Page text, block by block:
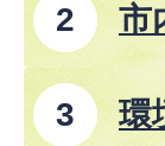
市
8
環